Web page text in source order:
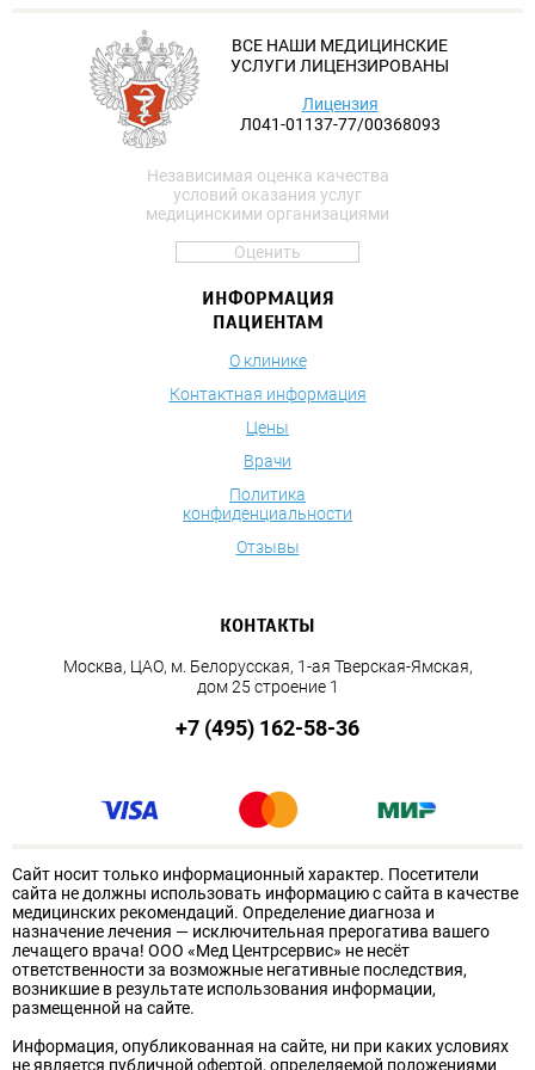
ВСЕ НАШИ МЕДИЦИНСКИЕ
УСЛУГИ ЛИЦЕНЗИРОВАНЫ
Лицензия
Л041-01137-77/00368093
Независимая оценка качества
условий оказания услуг
медицинскими организациями
Оценить
ИНФОРМАЦИЯ
ПАЦИЕНТАМ
О клинике
Контактная информация
Цены
Врачи
Политика
конфиденциальности
Отзывы
КОНТАКТЫ
Москва, ЦАО, м. Белорусская, 1-ая Тверская-Ямская,
дом 25 строение 1
+7 (495) 162-58-36
Сайт носит только информационный характер. Посетители
сайта не должны использовать информацию с сайта в качестве
медицинских рекомендаций. Определение диагноза и
назначение лечения — исключительная прерогатива вашего
лечащего врача! ООО «Мед Центрсервис» не несёт
ответственности за возможные негативные последствия,
возникшие в результате использования информации,
размещенной на сайте.
Информация, опубликованная на сайте, ни при каких условиях
не является публичной офертой, определяемой положениями